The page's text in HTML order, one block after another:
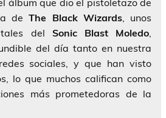
álbum que dio el pistoletazo de
deThe Black Wizards, unos
del Sonic Blast Moledo,
del día tanto en nuestra
sociales, y que han visto
lo que muchos califican como
más prometedoras de la